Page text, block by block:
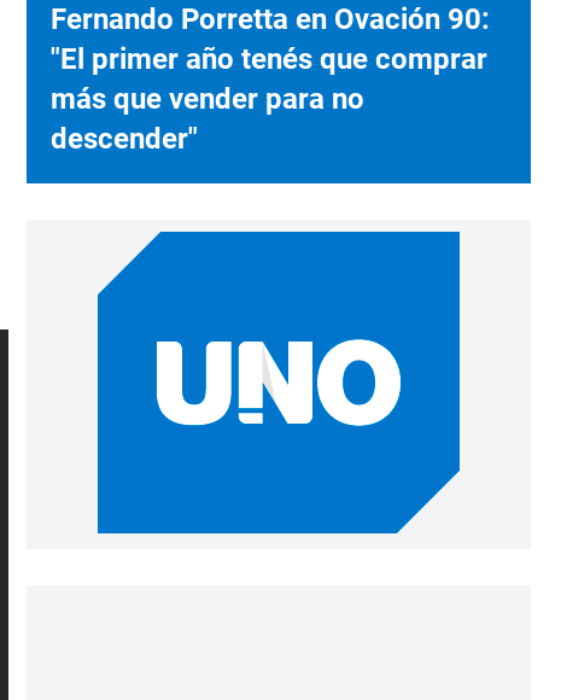
Fernando Porretta en Ovación 90:
"El primer año tenés que comprar
más que vender para no
descender"